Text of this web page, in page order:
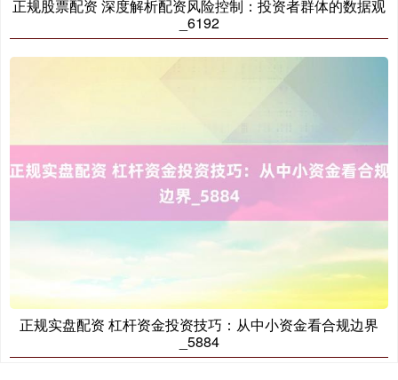
正规股票配资 深度解析配资风险控制：投资者群体的数据观
_6192
正规实盘配资 杠杆资金投资技巧：从中小资金看合规边界
_5884